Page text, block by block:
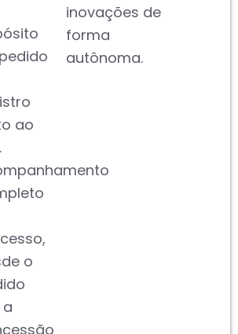
ao
o
inovações de
forma
autônoma.